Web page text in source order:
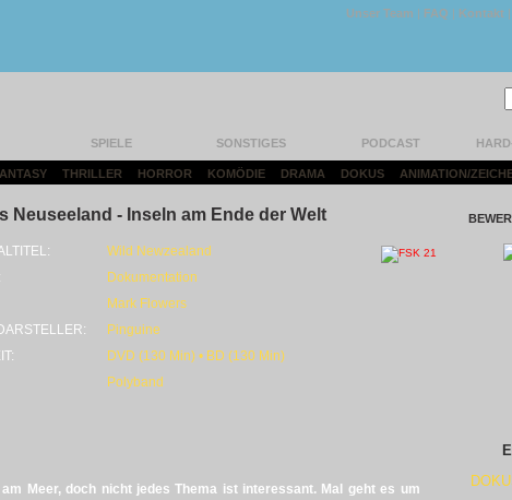
Unser Team | FAQ | Kontakt |
SPIELE SONSTIGES PODCAST
THRILLER HORROR KOMÖDIE DRAMA DOKUS ANIMATION/
Neuseeland - Inseln am Ende der Welt
Wild Newzealand
Dokumentation
Mark Flowers
Pinguine
DVD (130 Min) • BD (130 Min)
Polyband
Meer, doch nicht jedes Thema ist interessant. Mal geht es um